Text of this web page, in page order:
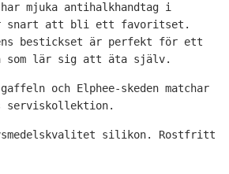
mjuka antihalkhandtag i
snart att bli ett favoritset.
bestickset är perfekt för ett
som lär sig att äta själv.
och Elphee-skeden matchar
serviskollektion.
silikon. Rostfritt